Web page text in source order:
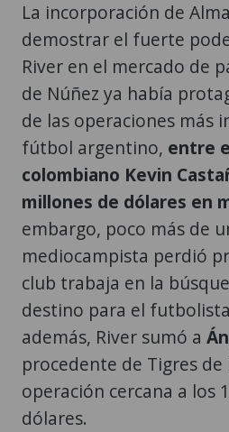
La incorporación de
demostrar el fuerte
River en el mercado de
de Núñez ya había
de las operaciones más
fútbol argentino, entre
colombiano Kevin
millones de dólares en
embargo, poco más de
mediocampista perdió
club trabaja en la
destino para el
además, River sumó a
procedente de Tigres de
operación cercana a los
dólares.